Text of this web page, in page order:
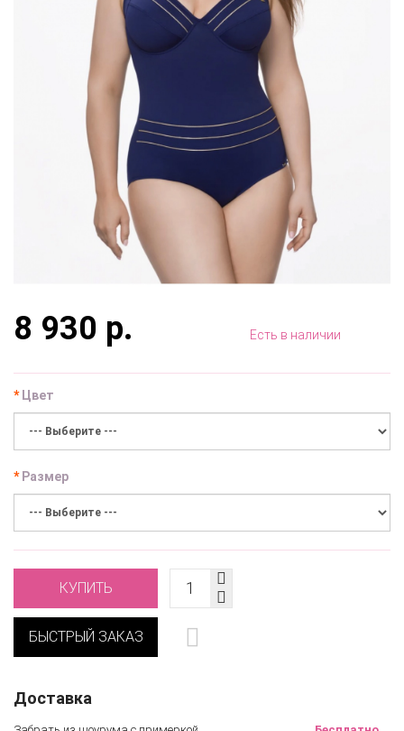
8 930 р. Есть в наличии
Цвет
Размер
КУПИТЬ
БЫСТРЫЙ ЗАКАЗ
Доставка